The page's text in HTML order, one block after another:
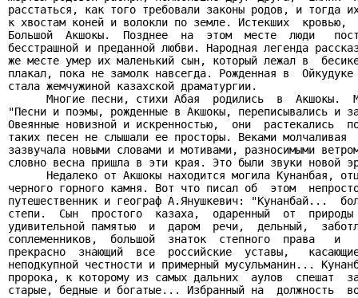
расстаться, как того требовали законы родов, и тогда
к хвостам коней и волокли по земле. Истекших
Большой  Акшокы.  Позднее  на  этом  месте  люди
бесстрашной и преданной любви. Народная легенда
же месте умер их маленький сын, который лежал в
плакал, пока не замолк навсегда. Рожденная в
стала жемчужиной казахской драматургии.
Многие песни, стихи Абая  родились  в  Акшокы.
"Песни и поэмы, рожденные в Акшокы, переписывались и
Овеянные новизной и искренностью,  они  растекались
таких песен не слышали ее просторы. Веками
зазвучала новыми словами и мотивами, разносимыми
словно весна пришла в эти края. Это были звуки новой
Недалеко от Акшокы находится могила Кунанбая,
черного горного камня. Вот что писал об  этом
путешественник и географ А.Янушкевич: "Кунанбай...
степи.  Сын  простого  казаха,  одаренный  от
удивительной памятью  и  даром  речи,  дельный,
соплеменников,  большой  знаток  степного  права   и
прекрасно  знающий  все  российские  уставы,
неподкупной честности и примерный мусульманин...
пророка, к которому из самых дальних  аулов  спешат
старые, бедные и богатые... Избранный на  должность